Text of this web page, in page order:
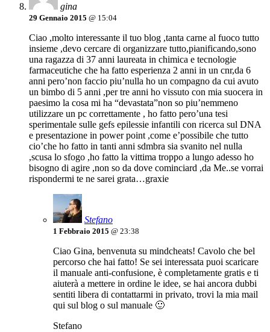
gina
29 Gennaio 2015 @ 15:04
Ciao ,molto interessante il tuo blog ,tanta carne al fuoco tutto
insieme ,devo cercare di organizzare tutto,pianificando,sono
una ragazza di 37 anni laureata in chimica e tecnologie
farmaceutiche che ha fatto esperienza 2 anni in un cnr,da 6
anni pero’non faccio piu’nulla ho un compagno da cui avuto
un bimbo di 5 anni ,per tre anni ho vissuto con mia suocera in
paesimo la cosa mi ha “devastata”non so piu’nemmeno
utilizzare un pc correttamente , ho fatto pero’una tesi
sperimentale sulle gefs epilessie infantili con ricerca sul DNA
e presentazione in power point ,come e’possibile che tutto
cio’che ho fatto in tanti anni sdmbra sia svanito nel nulla
,scusa lo sfogo ,ho fatto la vittima troppo a lungo adesso ho
bisogno di agire ,non so da dove cominciard ,da Me..se vorrai
rispondermi te ne sarei grata…graxie
Stefano
1 Febbraio 2015 @ 23:38
Ciao Gina, benvenuta su mindcheats! Cavolo che bel
percorso che hai fatto! Se sei interessata puoi scaricare
il manuale anti-confusione, è completamente gratis e ti
aiuterà a mettere in ordine le idee, se hai ancora dubbi
sentiti libera di contattarmi in privato, trovi la mia mail
qui sul blog o sul manuale 🙂
Stefano